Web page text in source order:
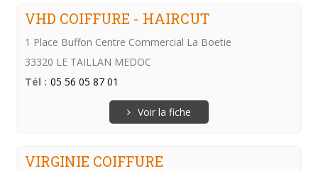
VHD COIFFURE - HAIRCUT
1 Place Buffon Centre Commercial La Boetie
33320 LE TAILLAN MEDOC
Tél : 05 56 05 87 01
Voir la fiche
VIRGINIE COIFFURE